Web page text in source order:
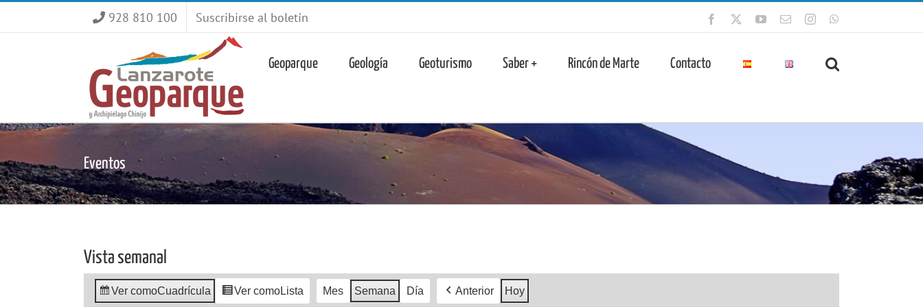
928 810 100 Suscribirse al boletín Facebook YouTube
CorreoInstagram
Geoparque Geología Geoturismo Saber + Rincón de Marte Contacto
Eventos
Vista semanal
Ver comoCuadrícula Ver comoLista Mes Semana Día Anterior Hoy